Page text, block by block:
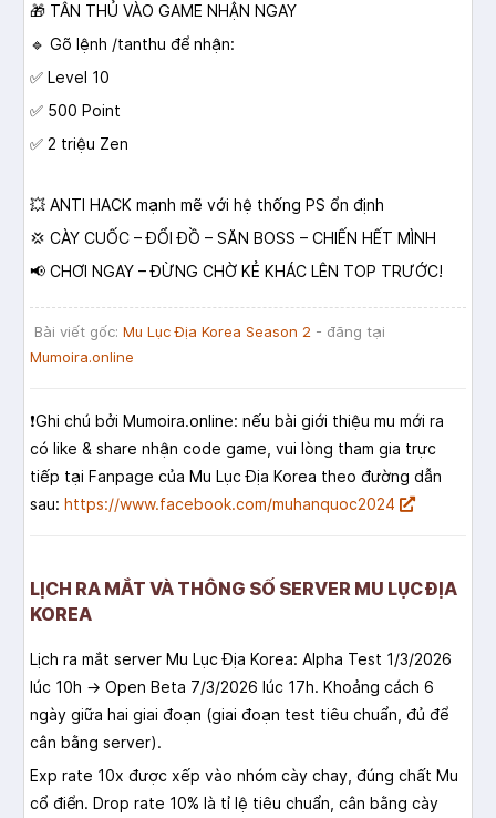
🎁 TÂN THỦ VÀO GAME NHẬN NGAY
🔹 Gõ lệnh /tanthu để nhận:
✅ Level 10
✅ 500 Point
✅ 2 triệu Zen
💥 ANTI HACK mạnh mẽ với hệ thống PS ổn định
💢 CÀY CUỐC – ĐỔI ĐỒ – SĂN BOSS – CHIẾN HẾT MÌNH
📢 CHƠI NGAY – ĐỪNG CHỜ KẺ KHÁC LÊN TOP TRƯỚC!
Bài viết gốc: Mu Lục Địa Korea Season 2 - đăng tại
Mumoira.online
❗️Ghi chú bởi Mumoira.online: nếu bài giới thiệu mu mới ra
có like & share nhận code game, vui lòng tham gia trực
tiếp tại Fanpage của Mu Lục Địa Korea theo đường dẫn
sau: https://www.facebook.com/muhanquoc2024
LỊCH RA MẮT VÀ THÔNG SỐ SERVER MU LỤC ĐỊA
KOREA
Lịch ra mắt server Mu Lục Địa Korea: Alpha Test 1/3/2026
lúc 10h → Open Beta 7/3/2026 lúc 17h. Khoảng cách 6
ngày giữa hai giai đoạn (giai đoạn test tiêu chuẩn, đủ để
cân bằng server).
Exp rate 10x được xếp vào nhóm cày chay, đúng chất Mu
cổ điển. Drop rate 10% là tỉ lệ tiêu chuẩn, cân bằng cày